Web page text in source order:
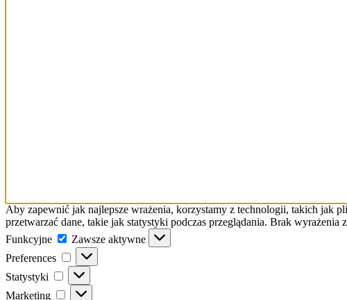
Aby zapewnić jak najlepsze wrażenia, korzystamy z technologii, takich jak
przetwarzać dane, takie jak statystyki podczas przeglądania. Brak
Funkcyjne
Funkcyjne
Zawsze aktywne
Preferences
Preferences
Statystyki Statystyki
Marketing Marketing